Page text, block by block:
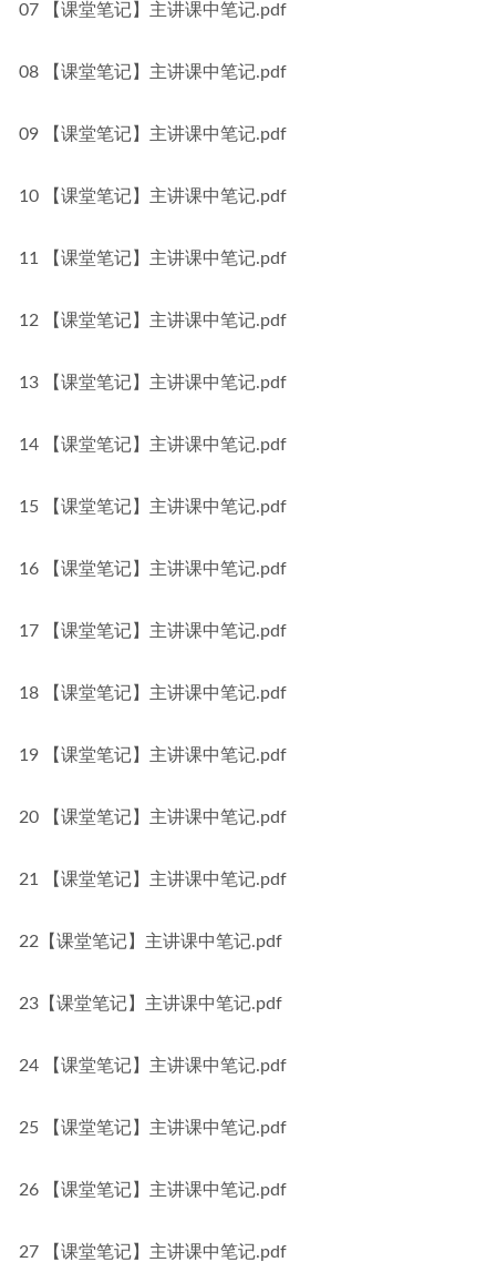
07 【课堂笔记】主讲课中笔记.pdf
08 【课堂笔记】主讲课中笔记.pdf
09 【课堂笔记】主讲课中笔记.pdf
10 【课堂笔记】主讲课中笔记.pdf
11 【课堂笔记】主讲课中笔记.pdf
12 【课堂笔记】主讲课中笔记.pdf
13 【课堂笔记】主讲课中笔记.pdf
14 【课堂笔记】主讲课中笔记.pdf
15 【课堂笔记】主讲课中笔记.pdf
16 【课堂笔记】主讲课中笔记.pdf
17 【课堂笔记】主讲课中笔记.pdf
18 【课堂笔记】主讲课中笔记.pdf
19 【课堂笔记】主讲课中笔记.pdf
20 【课堂笔记】主讲课中笔记.pdf
21 【课堂笔记】主讲课中笔记.pdf
22【课堂笔记】主讲课中笔记.pdf
23【课堂笔记】主讲课中笔记.pdf
24 【课堂笔记】主讲课中笔记.pdf
25 【课堂笔记】主讲课中笔记.pdf
26 【课堂笔记】主讲课中笔记.pdf
27 【课堂笔记】主讲课中笔记.pdf